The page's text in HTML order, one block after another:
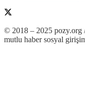
© 2018 – 2025 pozy.org
mutlu haber sosyal